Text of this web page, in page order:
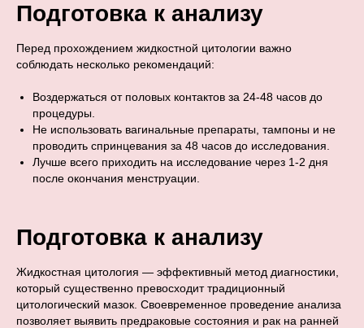
Подготовка к анализу
Перед прохождением жидкостной цитологии важно
соблюдать несколько рекомендаций:
Воздержаться от половых контактов за 24-48 часов до
процедуры.
Не использовать вагинальные препараты, тампоны и не
проводить спринцевания за 48 часов до исследования.
Лучше всего приходить на исследование через 1-2 дня
после окончания менструации.
Подготовка к анализу
Жидкостная цитология — эффективный метод диагностики,
который существенно превосходит традиционный
цитологический мазок. Своевременное проведение анализа
позволяет выявить предраковые состояния и рак на ранней